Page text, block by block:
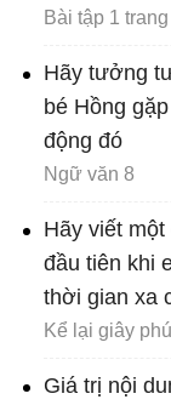
Bài tập 1
Hãy tưởng
bé Hồng
động đó
Ngữ văn 8
Hãy viết
đầu tiên khi
thời gian xa
Kể lại giây
Giá trị nội